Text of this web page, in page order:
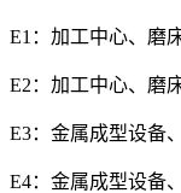
E1：加工中心、磨
E2：加工中心、磨
E3：金属成型设备
E4：金属成型设备